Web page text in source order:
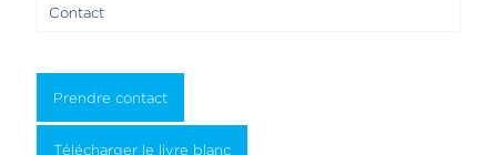
Contact
Prendre contact
Télécharger le livre blanc